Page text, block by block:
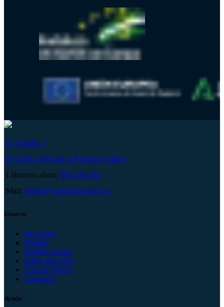
C/ Castilla, 1
CP 11402, Jerez de la Frontera (Cádiz)
Llámanos ahora: 956 320 284
Mail: tienda@carruseljuguetes.es
Usuario
Mi cuenta
Pedidos
Detalles cuenta
Editar dirección
Lista de deseos
Comparar
Ayuda